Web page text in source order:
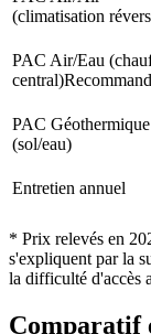
(climatisation
PAC Air/Eau
central)
PAC Géothermique
(sol/eau)
Entretien annuel
* Prix relevés en
s'expliquent par la
la difficulté d'accès
Comparatif